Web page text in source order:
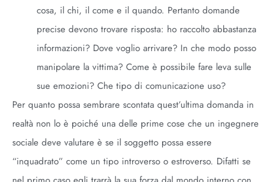
cosa, il chi, il come e il quando. Pertanto domande
precise devono trovare risposta: ho raccolto abbastanza
informazioni? Dove voglio arrivare? In che modo posso
manipolare la vittima? Come è possibile fare leva sulle
sue emozioni? Che tipo di comunicazione uso?
Per quanto possa sembrare scontata quest’ultima domanda in
realtà non lo è poiché una delle prime cose che un ingegnere
sociale deve valutare è se il soggetto possa essere
“inquadrato” come un tipo introverso o estroverso. Difatti se